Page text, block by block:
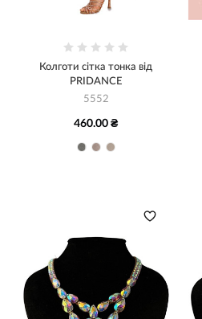
Колготи сітка тонка від
PRIDANCE
5552
460.00 ₴